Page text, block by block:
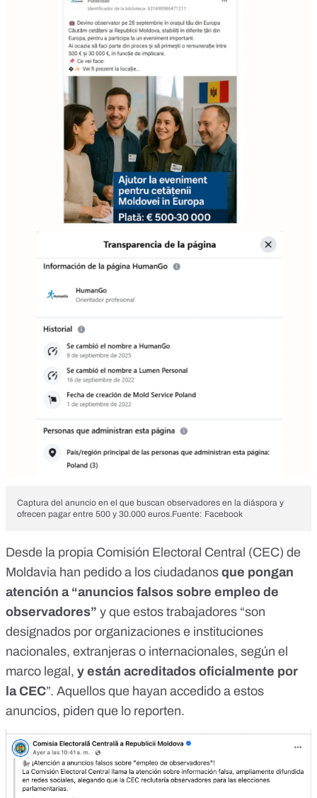
Captura del anuncio en el que buscan observadores en la diáspora y
ofrecen pagar entre 500 y 30.000 euros.Fuente: Facebook
Desde la propia Comisión Electoral Central (CEC) de
Moldavia han pedido a los ciudadanos que pongan
atención a “anuncios falsos sobre empleo de
observadores” y que estos trabajadores “son
designados por organizaciones e instituciones
nacionales, extranjeras o internacionales, según el
marco legal, y están acreditados oficialmente por
la CEC”. Aquellos que hayan accedido a estos
anuncios, piden que lo reporten.